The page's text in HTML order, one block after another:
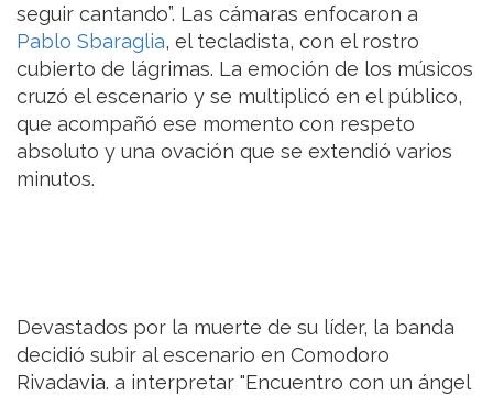
seguir cantando”. Las cámaras enfocaron a
Pablo Sbaraglia, el tecladista, con el rostro
cubierto de lágrimas. La emoción de los músicos
cruzó el escenario y se multiplicó en el público,
que acompañó ese momento con respeto
absoluto y una ovación que se extendió varios
minutos.
Devastados por la muerte de su líder, la banda
decidió subir al escenario en Comodoro
Rivadavia. a interpretar "Encuentro con un ángel